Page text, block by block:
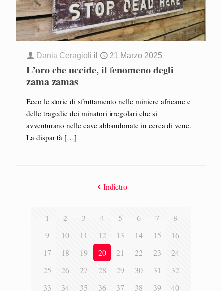
Dania Ceragioli il 21 Marzo 2025
L’oro che uccide, il fenomeno degli
zama zamas
Ecco le storie di sfruttamento nelle miniere africane e
delle tragedie dei minatori irregolari che si
avventurano nelle cave abbandonate in cerca di vene.
La disparità […]
Indietro
1 2 3 4 5 6 7
8
9
10 11 12 13 14 15
16
17
18 19 20 21 22 23
24
25
26 27 28 29 30 31
32
33
34 35 36 37 38 39
40